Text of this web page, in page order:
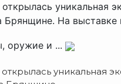
уникальная
Брянщине. На
оружие и ...
уникальная